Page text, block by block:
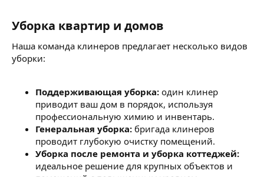
Уборка квартир и домов
Наша команда клинеров предлагает несколько видов
уборки:
Поддерживающая уборка: один клинер
приводит ваш дом в порядок, используя
профессиональную химию и инвентарь.
Генеральная уборка: бригада клинеров
проводит глубокую очистку помещений.
Уборка после ремонта и уборка коттеджей:
идеальное решение для крупных объектов и